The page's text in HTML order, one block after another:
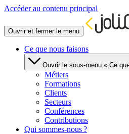
Accéder au contenu principal
Ouvrir et fermer le menu
Ce que nous faisons
Ouvrir le sous-menu « Ce
Métiers
Formations
Clients
Secteurs
Conférences
Contributions
Qui sommes-nous ?